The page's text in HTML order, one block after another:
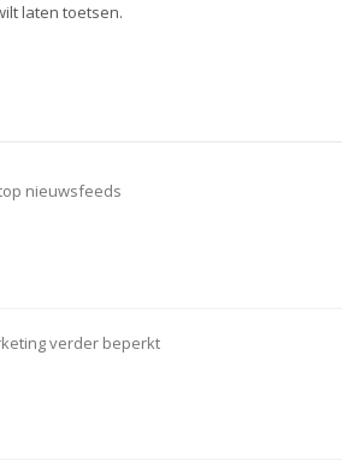
laten toetsen.
nieuwsfeeds
verder beperkt